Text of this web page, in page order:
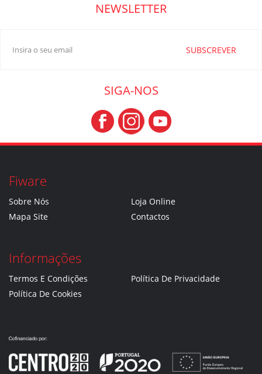
NEWSLETTER
SUBSCREVER
SIGA-NOS
Fiware
Sobre Nós
Loja Online
Mapa Site
Contactos
Informações
Termos E Condições
Política De Privacidade
Política De Cookies